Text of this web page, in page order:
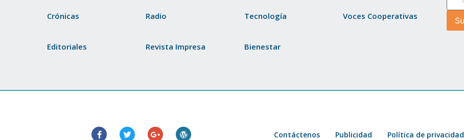
Crónicas
Editoriales
Radio
Revista Impresa
Tecnología
Bienestar
Voces Cooperativas
Contáctenos Publicidad Política de privacidad